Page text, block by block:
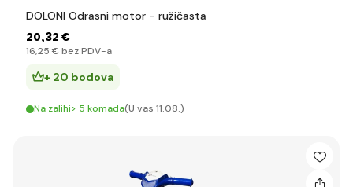
DOLONI Odrasni motor - ružičasta
20,32 €
16,25 € bez PDV-a
+ 20 bodova
Na zalihi> 5 komada(U vas 11.08.)